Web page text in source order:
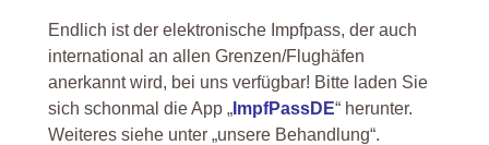
Endlich ist der elektronische Impfpass, der auch
international an allen Grenzen/Flughäfen
anerkannt wird, bei uns verfügbar! Bitte laden Sie
sich schonmal die App „ImpfPassDE“ herunter.
Weiteres siehe unter „unsere Behandlung“.